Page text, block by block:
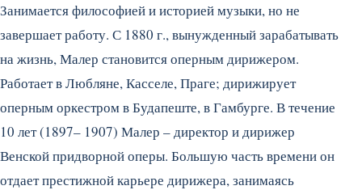
Занимается философией и историей музыки, но не
завершает работу. С 1880 г., вынужденный зарабатывать
на жизнь, Малер становится оперным дирижером.
Работает в Любляне, Касселе, Праге; дирижирует
оперным оркестром в Будапеште, в Гамбурге. В течение
10 лет (1897– 1907) Малер – директор и дирижер
Венской придворной оперы. Большую часть времени он
отдает престижной карьере дирижера, занимаясь